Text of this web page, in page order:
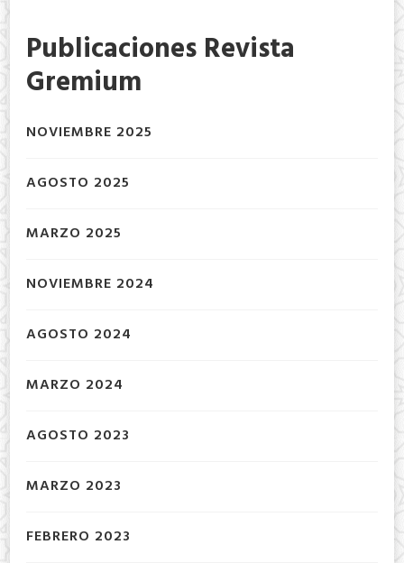
Publicaciones Revista
Gremium
NOVIEMBRE 2025
AGOSTO 2025
MARZO 2025
NOVIEMBRE 2024
AGOSTO 2024
MARZO 2024
AGOSTO 2023
MARZO 2023
FEBRERO 2023